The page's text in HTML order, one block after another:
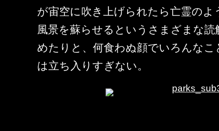
が宙空に吹き上げられたら亡霊の
風景を蘇らせるというさまざまな
めたりと、何食わぬ顔でいろんな
は立ち入りすぎない。